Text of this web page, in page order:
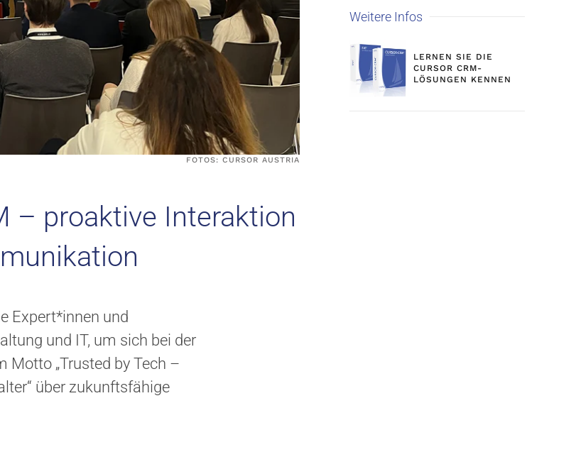
FOTOS: CURSOR AUSTRIA
– proaktive Interaktion
Expert*innen und
und IT, um sich bei der
Motto „Trusted by Tech –
über zukunftsfähige
Weitere Infos
LERNEN SIE DIE
CURSOR CRM-
LÖSUNGEN KENNEN